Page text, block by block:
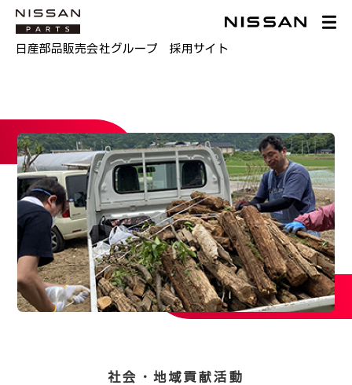
日産部品販売会社グループ 採用サイト
社会・地域貢献活動